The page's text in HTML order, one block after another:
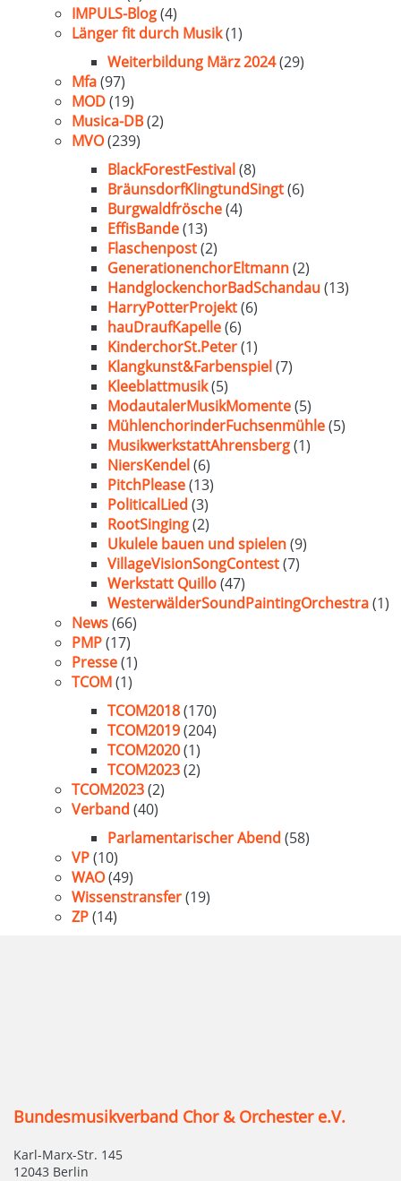
IMPULS-Blog(4)
Länger fit durch Musik(1)
Weiterbildung März 2024(29)
Mfa(97)
MOD(19)
Musica-DB(2)
MVO(239)
BlackForestFestival(8)
BräunsdorfKlingtundSingt(6)
Burgwaldfrösche(4)
EffisBande(13)
Flaschenpost(2)
GenerationenchorEltmann(2)
HandglockenchorBadSchandau(13)
HarryPotterProjekt(6)
hauDraufKapelle(6)
KinderchorSt.Peter(1)
Klangkunst&Farbenspiel(7)
Kleeblattmusik(5)
ModautalerMusikMomente(5)
MühlenchorinderFuchsenmühle(5)
MusikwerkstattAhrensberg(1)
NiersKendel(6)
PitchPlease(13)
PoliticalLied (3)
RootSinging(2)
Ukulele bauen und spielen(9)
VillageVisionSongContest(7)
Werkstatt Quillo(47)
WesterwälderSoundPaintingOrchestra(1)
News(66)
PMP(17)
Presse(1)
TCOM(1)
TCOM2018(170)
TCOM2019(204)
TCOM2020(1)
TCOM2023(2)
TCOM2023(2)
Verband (40)
Parlamentarischer Abend (58)
VP(10)
WAO(49)
Wissenstransfer(19)
ZP(14)
Bundesmusikverband Chor & Orchester e.V.
Karl-Marx-Str. 145
12043 Berlin